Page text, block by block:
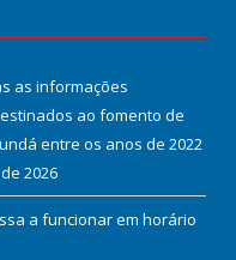
as informações
ao fomento de
entre os anos de 2022
2026
a funcionar em horário